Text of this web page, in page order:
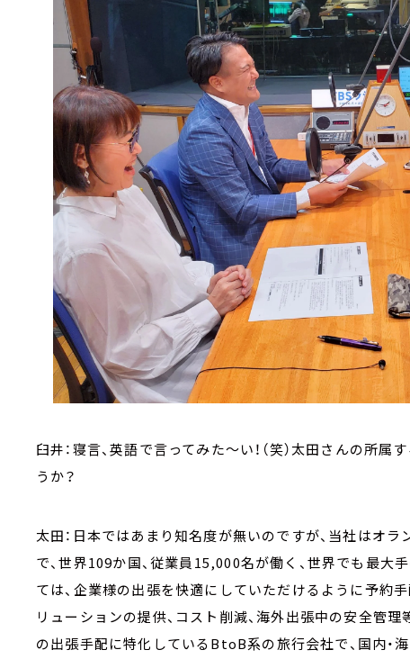
臼井：寝言、英語で言ってみた～い！（笑）太田さんの所
うか？
太田：日本ではあまり知名度が無いのですが、当社はオ
で、世界109か国、従業員15,000名が働く、世界でも最
ては、企業様の出張を快適にしていただけるように予約
リューションの提供、コスト削減、海外出張中の安全管
の出張手配に特化しているBtoB系の旅行会社で、国内・